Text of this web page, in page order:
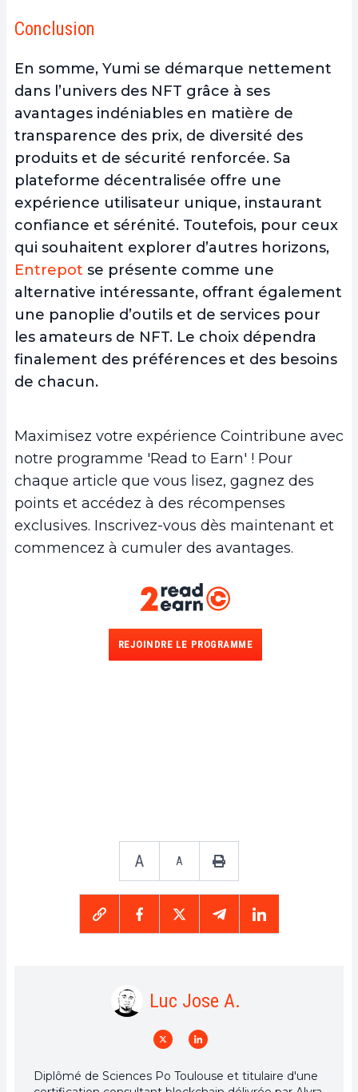
Conclusion
En somme, Yumi se démarque nettement
dans l’univers des NFT grâce à ses
avantages indéniables en matière de
transparence des prix, de diversité des
produits et de sécurité renforcée. Sa
plateforme décentralisée offre une
expérience utilisateur unique, instaurant
confiance et sérénité. Toutefois, pour ceux
qui souhaitent explorer d’autres horizons,
Entrepot se présente comme une
alternative intéressante, offrant également
une panoplie d’outils et de services pour
les amateurs de NFT. Le choix dépendra
finalement des préférences et des besoins
de chacun.
Maximisez votre expérience Cointribune avec
notre programme 'Read to Earn' ! Pour
chaque article que vous lisez, gagnez des
points et accédez à des récompenses
exclusives. Inscrivez-vous dès maintenant et
commencez à cumuler des avantages.
REJOINDRE LE PROGRAMME
A A
Luc Jose A.
Diplômé de Sciences Po Toulouse et titulaire d'une